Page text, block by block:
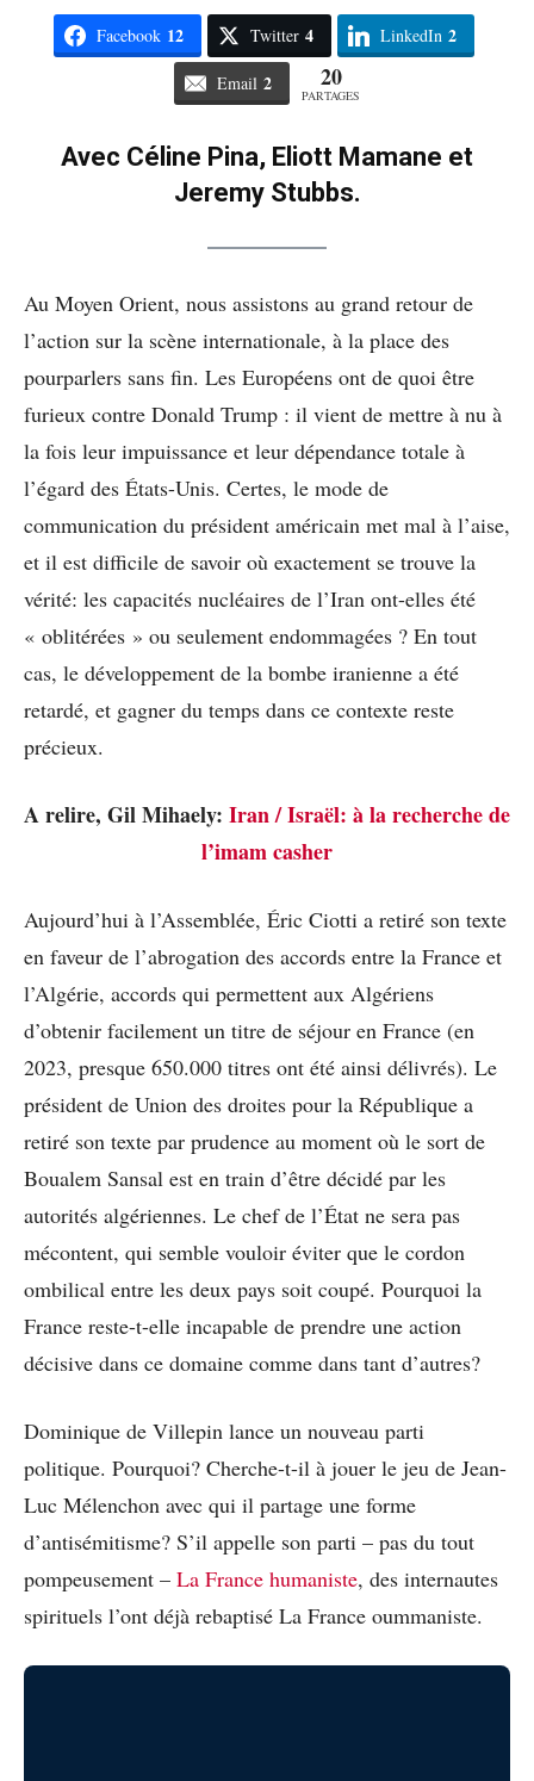
Facebook 12 Twitter 4 LinkedIn 2
Email 2 20
PARTAGES
Avec Céline Pina, Eliott Mamane et
Jeremy Stubbs.
Au Moyen Orient, nous assistons au grand retour de
l’action sur la scène internationale, à la place des
pourparlers sans fin. Les Européens ont de quoi être
furieux contre Donald Trump : il vient de mettre à nu à
la fois leur impuissance et leur dépendance totale à
l’égard des États-Unis. Certes, le mode de
communication du président américain met mal à l’aise,
et il est difficile de savoir où exactement se trouve la
vérité: les capacités nucléaires de l’Iran ont-elles été
« oblitérées » ou seulement endommagées ? En tout
cas, le développement de la bombe iranienne a été
retardé, et gagner du temps dans ce contexte reste
précieux.
A relire, Gil Mihaely: Iran / Israël: à la recherche de
l’imam casher
Aujourd’hui à l’Assemblée, Éric Ciotti a retiré son texte
en faveur de l’abrogation des accords entre la France et
l’Algérie, accords qui permettent aux Algériens
d’obtenir facilement un titre de séjour en France (en
2023, presque 650.000 titres ont été ainsi délivrés). Le
président de Union des droites pour la République a
retiré son texte par prudence au moment où le sort de
Boualem Sansal est en train d’être décidé par les
autorités algériennes. Le chef de l’État ne sera pas
mécontent, qui semble vouloir éviter que le cordon
ombilical entre les deux pays soit coupé. Pourquoi la
France reste-t-elle incapable de prendre une action
décisive dans ce domaine comme dans tant d’autres?
Dominique de Villepin lance un nouveau parti
politique. Pourquoi? Cherche-t-il à jouer le jeu de Jean-
Luc Mélenchon avec qui il partage une forme
d’antisémitisme? S’il appelle son parti – pas du tout
pompeusement – La France humaniste, des internautes
spirituels l’ont déjà rebaptisé La France oummaniste.